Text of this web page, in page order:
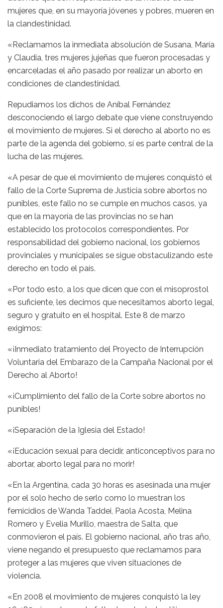
mujeres que, en su mayoría jóvenes y pobres, mueren en
la clandestinidad.
«Reclamamos la inmediata absolución de Susana, María
y Claudia, tres mujeres jujeñas que fueron procesadas y
encarceladas el año pasado por realizar un aborto en
condiciones de clandestinidad.
Repudiamos los dichos de Aníbal Fernández
desconociendo el largo debate que viene construyendo
el movimiento de mujeres. Si el derecho al aborto no es
parte de la agenda del gobierno, sí es parte central de la
lucha de las mujeres.
«A pesar de que el movimiento de mujeres conquistó el
fallo de la Corte Suprema de Justicia sobre abortos no
punibles, este fallo no se cumple en muchos casos, ya
que en la mayoría de las provincias no se han
establecido los protocolos correspondientes. Por
responsabilidad del gobierno nacional, los gobiernos
provinciales y municipales se sigue obstaculizando este
derecho en todo el país.
«Por todo esto, a los que dicen que con el misoprostol
es suficiente, les decimos que necesitamos aborto legal,
seguro y gratuito en el hospital. Este 8 de marzo
exigimos:
«¡Inmediato tratamiento del Proyecto de Interrupción
Voluntaria del Embarazo de la Campaña Nacional por el
Derecho al Aborto!
«¡Cumplimiento del fallo de la Corte sobre abortos no
punibles!
«¡Separación de la Iglesia del Estado!
«¡Educación sexual para decidir, anticonceptivos para no
abortar, aborto legal para no morir!
«En la Argentina, cada 30 horas es asesinada una mujer
por el solo hecho de serlo como lo muestran los
femicidios de Wanda Taddei, Paola Acosta, Melina
Romero y Evelia Murillo, maestra de Salta, que
conmovieron el país. El gobierno nacional, año tras año,
viene negando el presupuesto que reclamamos para
proteger a las mujeres que viven situaciones de
violencia.
«En 2008 el movimiento de mujeres conquistó la ley